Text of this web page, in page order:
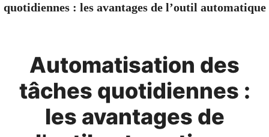
quotidiennes : les avantages de l’outil automatique
Automatisation des
tâches quotidiennes :
les avantages de